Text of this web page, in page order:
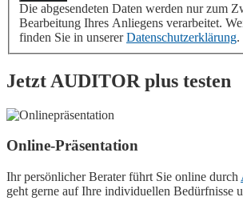
Die abgesendeten Daten werden nur zum
Bearbeitung Ihres Anliegens verarbeitet.
finden Sie in unsererDatenschutzerklärung.
Jetzt AUDITOR plus testen
Online-Präsentation
Ihr persönlicher Berater führt Sie online durch
geht gerne auf Ihre individuellen Bedürfnisse